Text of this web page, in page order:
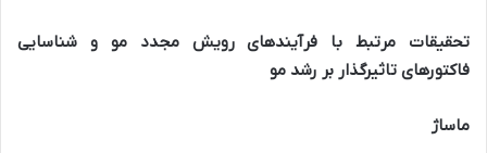
تحقیقات مرتبط با فرآیندهای رویش مجدد مو و شناسایی
فاکتورهای تاثیرگذار بر رشد مو
ماساژ